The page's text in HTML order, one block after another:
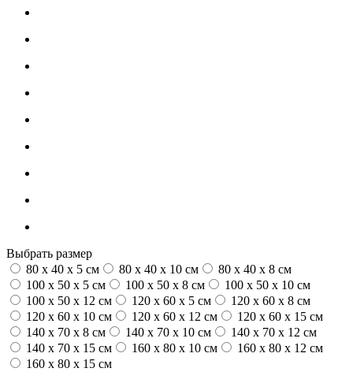
Выбрать размер
80 x 40 x 5 см
80 x 40 x 10 см
80 x 40 x 8 см
100 x 50 x 5 см
100 х 50 х 8 см
100 x 50 x 10 см
100 x 50 x 12 см
120 x 60 x 5 см
120 x 60 x 8 см
120 x 60 x 10 см
120 x 60 x 12 см
120 x 60 x 15 см
140 x 70 x 8 см
140 x 70 x 10 см
140 x 70 x 12 см
140 x 70 x 15 см
160 x 80 x 10 см
160 x 80 x 12 см
160 x 80 x 15 см